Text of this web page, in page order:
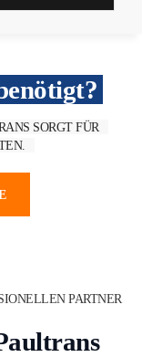
SORGT FÜR
PARTNER